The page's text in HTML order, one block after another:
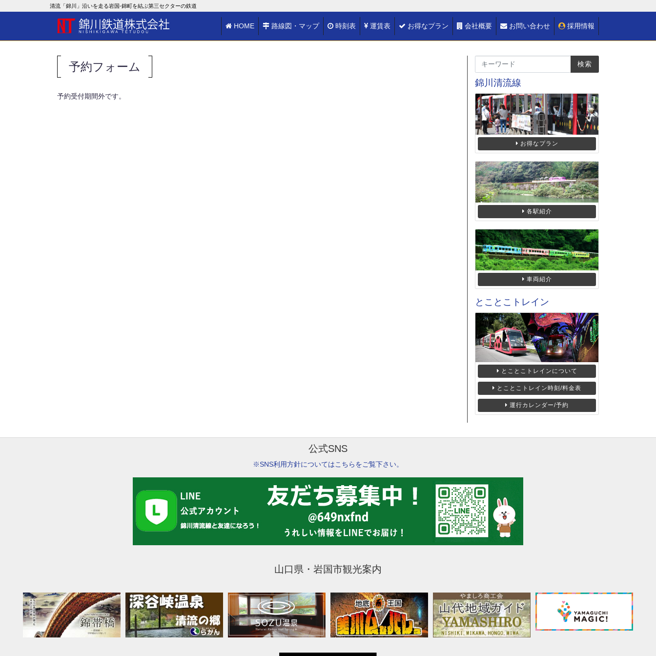
清流「錦川」沿いを走る岩国-錦町を結ぶ第三セクターの鉄道
HOME 路線図・マップ 時刻表 運賃表 お得なプラン 会社概要 お問い合わせ 採用情報
予約フォーム
予約受付期間外です。
錦川清流線
お得なプラン
各駅紹介
車両紹介
とことこトレイン
とことこトレインについて
とことこトレイン時刻/料金表
運行カレンダー/予約
公式SNS
※SNS利用方針についてはこちらをご覧下さい。
山口県・岩国市観光案内